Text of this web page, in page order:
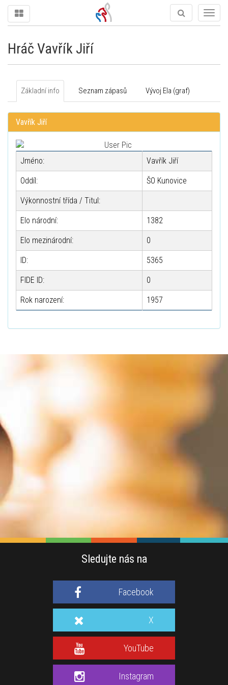
Hráč Vavřík Jiří
Základní info Seznam zápasů Vývoj Ela (graf)
Vavřík Jiří
Jméno: Vavřík Jiří
Oddíl: ŠO Kunovice
Výkonnostní třída / Titul:
Elo národní: 1382
Elo mezinárodní: 0
ID: 5365
FIDE ID: 0
Rok narození: 1957
Sledujte nás na
Facebook
X
YouTube
Instagram